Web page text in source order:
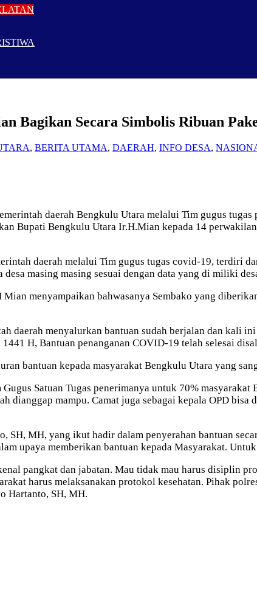
Bagikan Secara Simbolis Ribuan
, BERITA UTAMA, DAERAH, INFO DESA,
daerah Bengkulu Utara melalui Tim gugus
Bupati Bengkulu Utara Ir.H.Mian kepada 14
daerah melalui Tim gugus tugas covid-19, terdiri
masing masing sesuai dengan data yang di miliki
menyampaikan bahwasanya Sembako yang
daerah menyalurkan bantuan sudah berjalan dan kali
H, Bantuan penanganan COVID-19 telah selesai
bantuan kepada masyarakat Bengkulu Utara yang
Satuan Tugas penerimanya untuk 70%
dianggap mampu. Camat juga sebagai kepala OPD
SH, MH, yang ikut hadir dalam penyerahan bantuan
upaya memberikan bantuan kepada Masyarakat.
pangkat dan jabatan. Mau tidak mau harus disiplin
harus melaksanakan protokol kesehatan. Pihak
Hartanto, SH, MH.